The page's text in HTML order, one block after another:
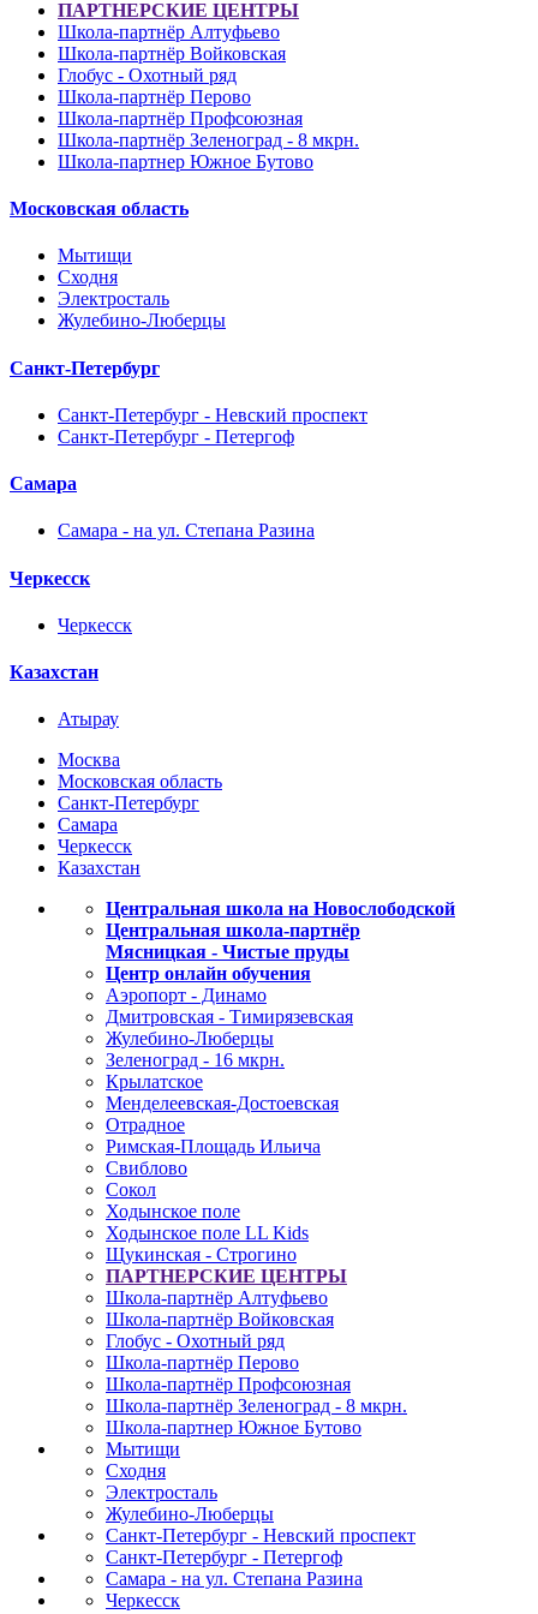
ПАРТНЕРСКИЕ ЦЕНТРЫ
Школа-партнёр Алтуфьево
Школа-партнёр Войковская
Глобус - Охотный ряд
Школа-партнёр Перово
Школа-партнёр Профсоюзная
Школа-партнёр Зеленоград - 8 мкрн.
Школа-партнер Южное Бутово
Московская область
Мытищи
Сходня
Электросталь
Жулебино-Люберцы
Санкт-Петербург
Санкт-Петербург - Невский проспект
Санкт-Петербург - Петергоф
Самара
Самара - на ул. Степана Разина
Черкесск
Черкесск
Казахстан
Атырау
Москва
Московская область
Санкт-Петербург
Самара
Черкесск
Казахстан
Центральная школа на Новослободской
Центральная школа-партнёр
Мясницкая - Чистые пруды
Центр онлайн обучения
Аэропорт - Динамо
Дмитровская - Тимирязевская
Жулебино-Люберцы
Зеленоград - 16 мкрн.
Крылатское
Менделеевская-Достоевская
Отрадное
Римская-Площадь Ильича
Свиблово
Сокол
Ходынское поле
Ходынское поле LL Kids
Щукинская - Строгино
ПАРТНЕРСКИЕ ЦЕНТРЫ
Школа-партнёр Алтуфьево
Школа-партнёр Войковская
Глобус - Охотный ряд
Школа-партнёр Перово
Школа-партнёр Профсоюзная
Школа-партнёр Зеленоград - 8 мкрн.
Школа-партнер Южное Бутово
Мытищи
Сходня
Электросталь
Жулебино-Люберцы
Санкт-Петербург - Невский проспект
Санкт-Петербург - Петергоф
Самара - на ул. Степана Разина
Черкесск